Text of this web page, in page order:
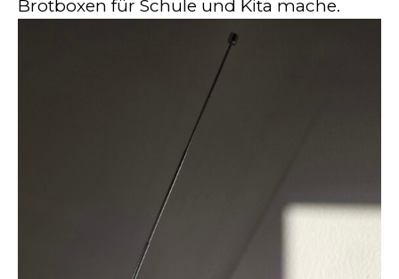
Brotboxen für Schule und Kita mache.